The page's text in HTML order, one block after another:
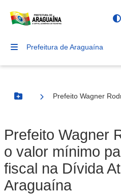
Prefeitura de Araguaína
Botão Menu
Prefeito Wagner
Prefeito Wagner
o valor mínimo
fiscal na Dívida
Araguaína